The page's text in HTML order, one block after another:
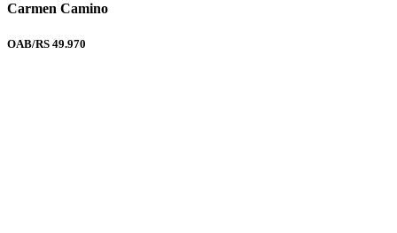
Carmen Camino
OAB/RS 49.970